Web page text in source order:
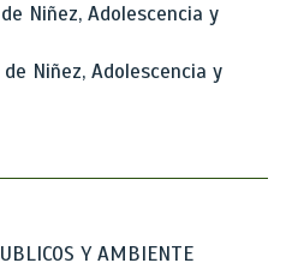
Niñez, Adolescencia y
Niñez, Adolescencia y
Y AMBIENTE